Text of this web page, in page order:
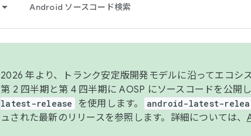
Android ソースコード検索
2026 年より、トランク安定版開発モデルに沿ってエコシ
第 2 四半期と第 4 四半期に AOSP にソースコードを公開
latest-release
を使用します。 android-latest-
ュされた最新のリリースを参照します。詳細については、